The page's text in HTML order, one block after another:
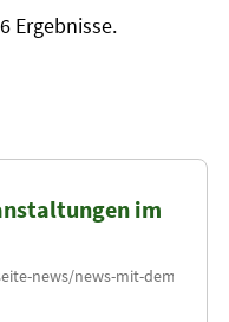
Ergebnisse.
im